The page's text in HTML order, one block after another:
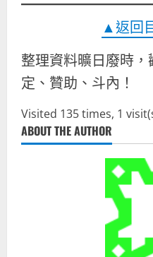
▲返回
整理資料曠日廢時
定、贊助、斗內！
Visited 135 times, 1
ABOUT THE AUTHOR